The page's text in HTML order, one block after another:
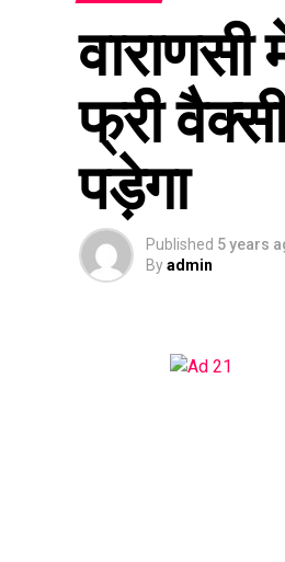
वाराणसी
फ्री
पड़ेगा
Published 5 years
Byadmin